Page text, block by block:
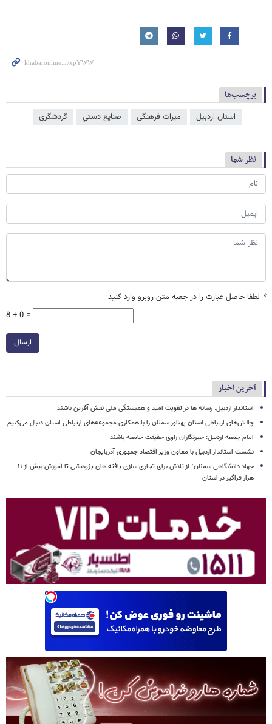
برچسب‌ها
استان اردبیل میراث فرهنگی صنايع دستي گردشگری
نظر شما
* لطفا حاصل عبارت را در جعبه متن روبرو وارد کنید
8 + 0 =
ارسال
آخرین اخبار
استاندار اردبیل: رسانه ها در تقویت امید و همبستگی ملی نقش‌ آفرین باشند
چالش‌های ارتباطی استان پهناور سمنان را با همکاری مجموعه‌های ارتباطی استان دنبال می‌کنیم
امام جمعه اردبیل: خبرنگاران راوی حقیقت جامعه باشند
نشست استاندار اردبیل با معاون وزیر اقتصاد جمهوری آذربایجان
جهاد دانشگاهی سمنان؛ از تلاش برای تجاری سازی یافته های پژوهشی تا آموزش بیش از ۱۱
هزار فراگیر در استان